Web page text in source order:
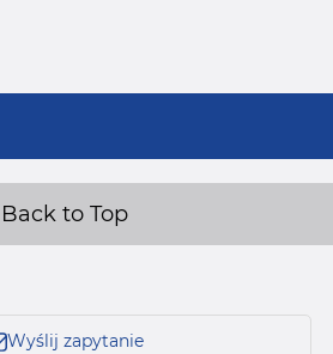
Back to Top
Wyślij zapytanie